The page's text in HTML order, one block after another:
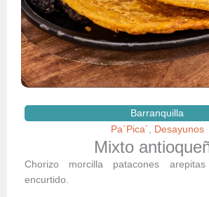
Barranquilla
Pa´Pica´, Desayunos
Mixto
Chorizo morcilla patacones
encurtido.